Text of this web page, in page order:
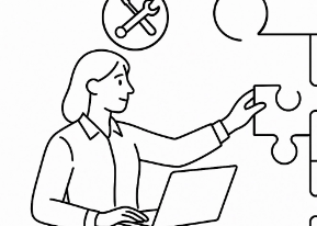
Репортажі
Інтерв’ю
Особисто
На часі
Про нас
Підтримати нас